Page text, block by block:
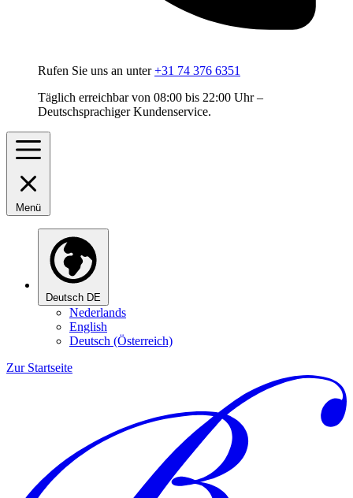
Rufen Sie uns an unter +31 74 376 6351
Täglich erreichbar von 08:00 bis 22:00 Uhr –
Deutschsprachiger Kundenservice.
Menü
Deutsch DE
Nederlands
English
Deutsch (Österreich)
Zur Startseite